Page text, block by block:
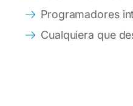
Programadores
Cualquiera que